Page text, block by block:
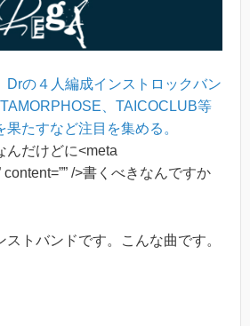
Drの４人編成インストロックバン
、TAICOCLUB等
たすなど注目を集める。
んだけどに<meta
content=”” />書くべきなんですか
トバンドです。こんな曲です。